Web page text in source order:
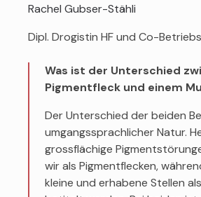
Rachel Gubser-Stähli
Dipl. Drogistin HF und Co-
Was ist der Unterschied
Pigmentfleck und einem
Der Unterschied der beiden
umgangssprachlicher Natur.
grossflächige
wir als Pigmentflecken,
kleine und erhabene Stellen